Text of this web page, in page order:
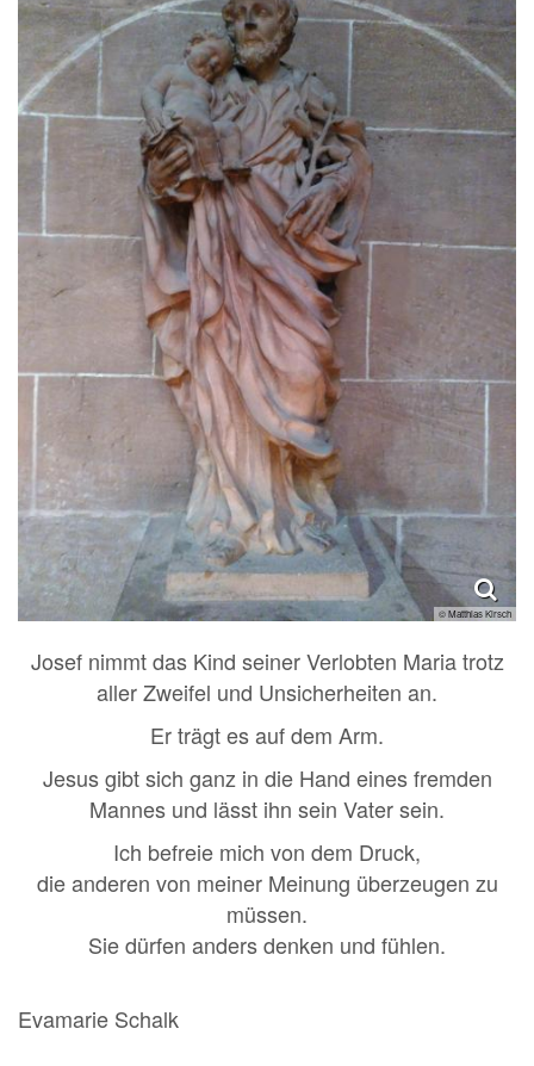
© Matthias Kirsch
Josef nimmt das Kind seiner Verlobten Maria trotz
aller Zweifel und Unsicherheiten an.
Er trägt es auf dem Arm.
Jesus gibt sich ganz in die Hand eines fremden
Mannes und lässt ihn sein Vater sein.
Ich befreie mich von dem Druck,
die anderen von meiner Meinung überzeugen zu
müssen.
Sie dürfen anders denken und fühlen.
Evamarie Schalk